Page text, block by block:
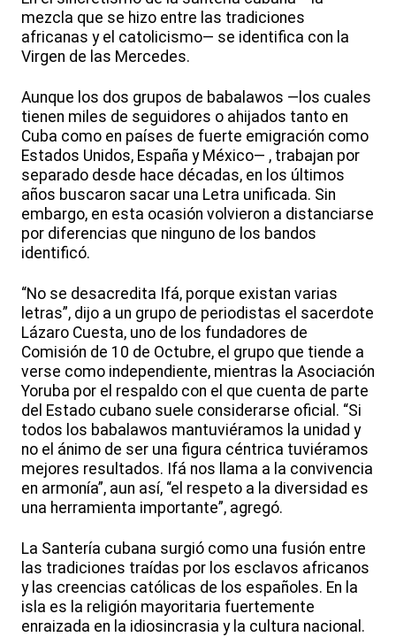
mezcla que se hizo entre las tradiciones
africanas y el catolicismo— se identifica con la
Virgen de las Mercedes.
Aunque los dos grupos de babalawos —los cuales
tienen miles de seguidores o ahijados tanto en
Cuba como en países de fuerte emigración como
Estados Unidos, España y México— , trabajan por
separado desde hace décadas, en los últimos
años buscaron sacar una Letra unificada. Sin
embargo, en esta ocasión volvieron a distanciarse
por diferencias que ninguno de los bandos
identificó.
“No se desacredita Ifá, porque existan varias
letras”, dijo a un grupo de periodistas el sacerdote
Lázaro Cuesta, uno de los fundadores de
Comisión de 10 de Octubre, el grupo que tiende a
verse como independiente, mientras la Asociación
Yoruba por el respaldo con el que cuenta de parte
del Estado cubano suele considerarse oficial. “Si
todos los babalawos mantuviéramos la unidad y
no el ánimo de ser una figura céntrica tuviéramos
mejores resultados. Ifá nos llama a la convivencia
en armonía”, aun así, “el respeto a la diversidad es
una herramienta importante”, agregó.
La Santería cubana surgió como una fusión entre
las tradiciones traídas por los esclavos africanos
y las creencias católicas de los españoles. En la
isla es la religión mayoritaria fuertemente
enraizada en la idiosincrasia y la cultura nacional.